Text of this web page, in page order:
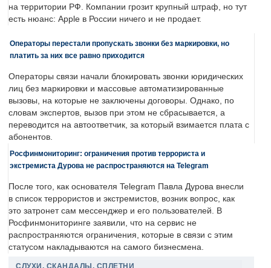
на территории РФ. Компании грозит крупный штраф, но тут
есть нюанс: Apple в России ничего и не продает.
Операторы перестали пропускать звонки без маркировки, но
платить за них все равно приходится
Операторы связи начали блокировать звонки юридических
лиц без маркировки и массовые автоматизированные
вызовы, на которые не заключены договоры. Однако, по
словам экспертов, вызов при этом не сбрасывается, а
переводится на автоответчик, за который взимается плата с
абонентов.
Росфинмониторинг: ограничения против террориста и
экстремиста Дурова не распространяются на Telegram
После того, как основателя Telegram Павла Дурова внесли
в список террористов и экстремистов, возник вопрос, как
это затронет сам мессенджер и его пользователей. В
Росфинмониторинге заявили, что на сервис не
распространяются ограничения, которые в связи с этим
статусом накладываются на самого бизнесмена.
СЛУХИ, СКАНДАЛЫ, СПЛЕТНИ